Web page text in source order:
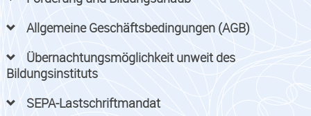
Allgemeine Geschäftsbedingungen (AGB)
Übernachtungsmöglichkeit unweit des
Bildungsinstituts
SEPA-Lastschriftmandat